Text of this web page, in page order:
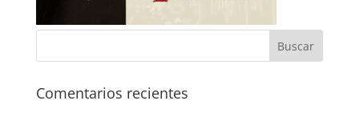
Comentarios recientes